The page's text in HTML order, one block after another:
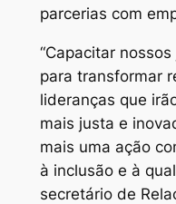
parcerias com
“Capacitar
para transformar
lideranças que
mais justa e
mais uma ação
à inclusão e à
secretário de